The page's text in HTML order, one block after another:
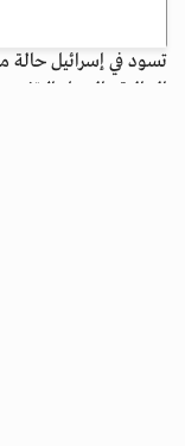
تسود في إسرائيل حالة
العالية والدخل